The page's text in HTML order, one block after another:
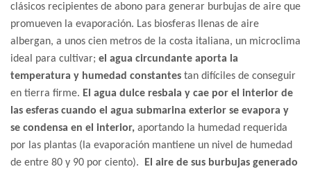
clásicos recipientes de abono para generar burbujas de aire que
promueven la evaporación. Las biosferas llenas de aire
albergan, a unos cien metros de la costa italiana, un microclima
ideal para cultivar; el agua circundante aporta la
temperatura y humedad constantes tan difíciles de conseguir
en tierra firme. El agua dulce resbala y cae por el interior de
las esferas cuando el agua submarina exterior se evapora y
se condensa en el interior, aportando la humedad requerida
por las plantas (la evaporación mantiene un nivel de humedad
de entre 80 y 90 por ciento).
El aire de sus burbujas generado